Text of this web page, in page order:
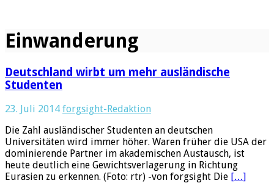
Einwanderung
Deutschland wirbt um mehr ausländische
Studenten
23. Juli 2014 forgsight-Redaktion
Die Zahl ausländischer Studenten an deutschen
Universitäten wird immer höher. Waren früher die USA der
dominierende Partner im akademischen Austausch, ist
heute deutlich eine Gewichtsverlagerung in Richtung
Eurasien zu erkennen. (Foto: rtr) -von forgsight Die […]